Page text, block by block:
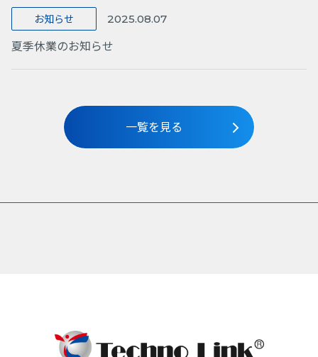
お知らせ 2025.08.07
夏季休業のお知らせ
一覧を見る